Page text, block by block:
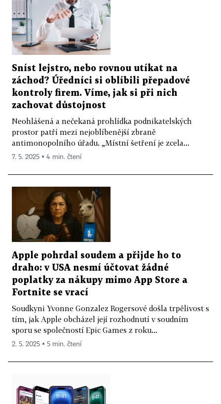
Sníst lejstro, nebo rovnou utíkat na
záchod? Úředníci si oblíbili přepadové
kontroly firem. Víme, jak si při nich
zachovat důstojnost
Neohlášená a nečekaná prohlídka podnikatelských
prostor patří mezi nejoblíbenější zbraně
antimonopolního úřadu. „Místní šetření je zcela...
7. 5. 2025 ▪ 4 min. čtení
Apple pohrdal soudem a přijde ho to
draho: v USA nesmí účtovat žádné
poplatky za nákupy mimo App Store a
Fortnite se vrací
Soudkyni Yvonne Gonzalez Rogersové došla trpělivost s
tím, jak Apple obcházel její rozhodnutí v soudním
sporu se společností Epic Games z roku...
2. 5. 2025 ▪ 5 min. čtení